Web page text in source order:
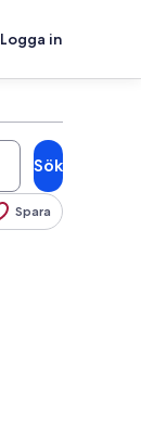
Logga in
Sök
Spara